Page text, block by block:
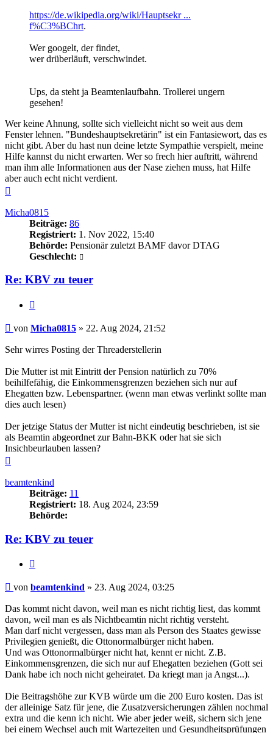
https://de.wikipedia.org/wiki/Hauptsekr ...
f%C3%BChrt.
Wer googelt, der findet,
wer drüberläuft, verschwindet.
Ups, da steht ja Beamtenlaufbahn. Trollerei ungern
gesehen!
Wer keine Ahnung, sollte sich vielleicht nicht so weit aus dem
Fenster lehnen. "Bundeshauptsekretärin" ist ein Fantasiewort, das es
nicht gibt. Aber du hast nun deine letzte Sympathie verspielt, meine
Hilfe kannst du nicht erwarten. Wer so frech hier auftritt, während
man ihm alle Informationen aus der Nase ziehen muss, hat Hilfe
aber auch echt nicht verdient.
Micha0815
Beiträge: 86
Registriert: 1. Nov 2022, 15:40
Behörde: Pensionär zuletzt BAMF davor DTAG
Geschlecht:
Re: KBV zu teuer
Beitrag
von Micha0815 » 22. Aug 2024, 21:52
Sehr wirres Posting der Threaderstellerin
Die Mutter ist mit Eintritt der Pension natürlich zu 70%
beihilfefähig, die Einkommensgrenzen beziehen sich nur auf
Ehegatten bzw. Lebenspartner. (wenn man etwas verlinkt sollte man
dies auch lesen)
Der jetzige Status der Mutter ist nicht eindeutig beschrieben, ist sie
als Beamtin abgeordnet zur Bahn-BKK oder hat sie sich
Insichbeurlauben lassen?
beamtenkind
Beiträge: 11
Registriert: 18. Aug 2024, 23:59
Behörde:
Re: KBV zu teuer
Beitrag
von beamtenkind » 23. Aug 2024, 03:25
Das kommt nicht davon, weil man es nicht richtig liest, das kommt
davon, weil man es als Nichtbeamtin nicht richtig versteht.
Man darf nicht vergessen, dass man als Person des Staates gewisse
Privilegien genießt, die Ottonormalbürger nicht haben.
Und was Ottonormalbürger nicht hat, kennt er nicht. Z.B.
Einkommensgrenzen, die sich nur auf Ehegatten beziehen (Gott sei
Dank habe ich noch nicht geheiratet. Da kriegt man ja Angst...).
Die Beitragshöhe zur KVB würde um die 200 Euro kosten. Das ist
der alleinige Satz für jene, die Zusatzversicherungen zählen nochmal
extra und die kenn ich nicht. Wie aber jeder weiß, sichern sich jene
bei einem Wechsel auch mit Wartezeiten und Gesundheitsprüfungen